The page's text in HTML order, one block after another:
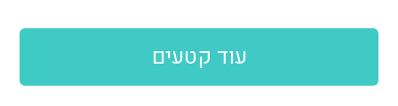
עוד קטעים